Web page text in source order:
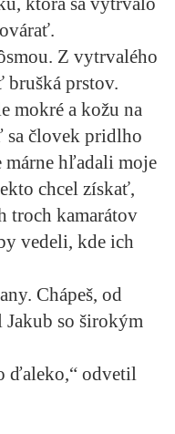
Z vytrvalého
brušká prstov.
mokré a kožu na
sa človek pridlho
márne hľadali moje
chcel získať,
troch kamarátov
vedeli, kde ich
Chápeš, od
so širokým
ďaleko,“ odvetil